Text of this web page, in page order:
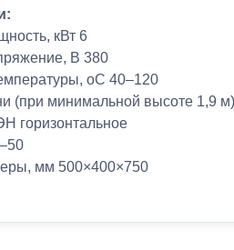
кВт 6
В 380
оС 40–120
(при минимальной высоте 1,9
горизонтальное
мм 500×400×750